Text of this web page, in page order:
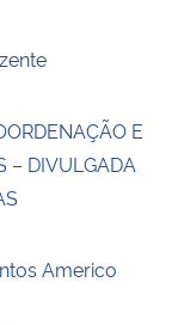
E
– DIVULGADA
Americo